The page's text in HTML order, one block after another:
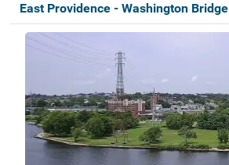
East Providence - Washington Bridge